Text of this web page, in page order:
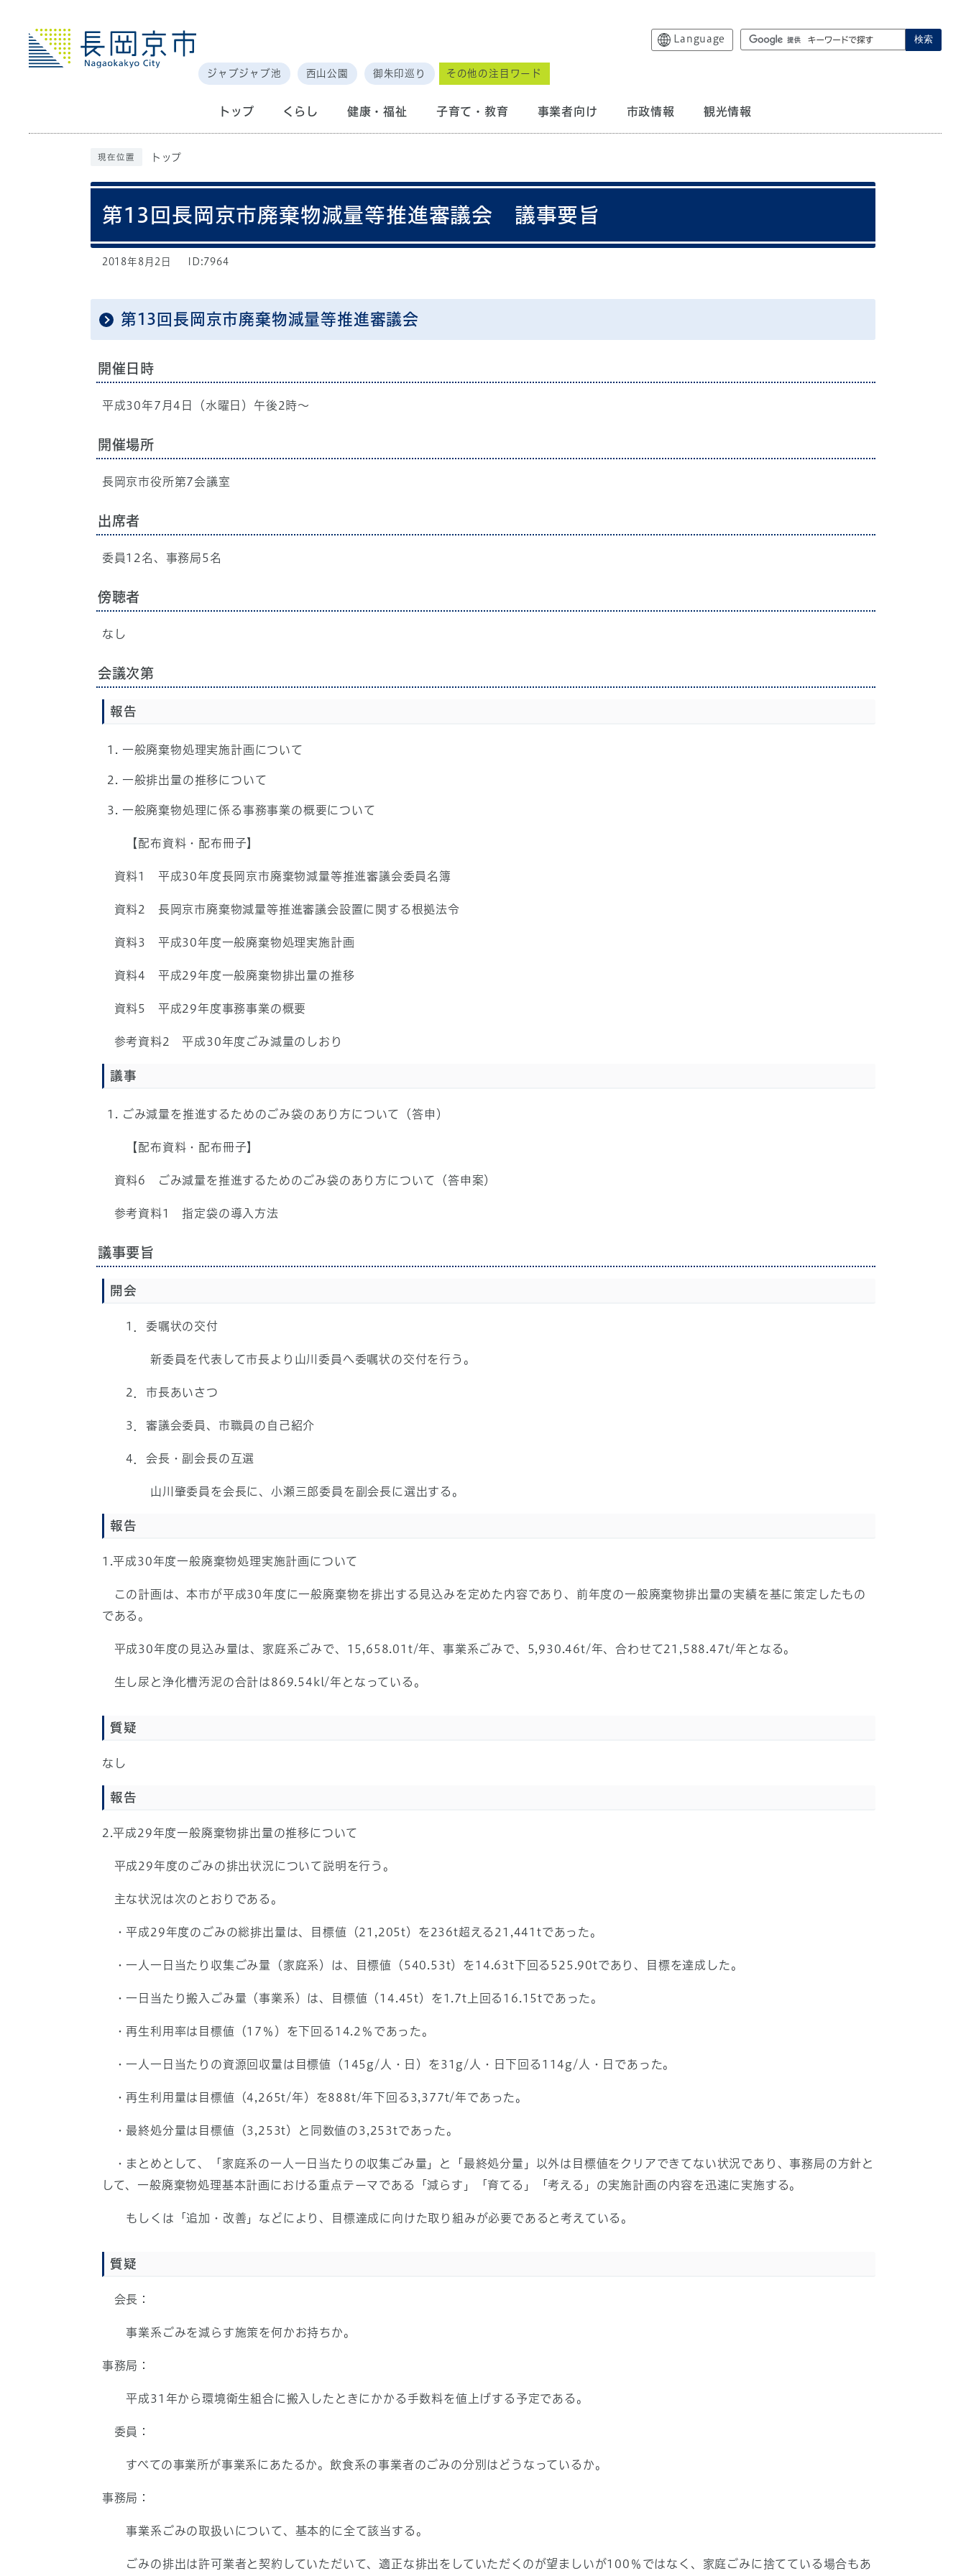
Language 検索
ジャブジャブ池 西山公園 御朱印巡り その他の注目ワード
トップ くらし 健康・福祉 子育て・教育 事業者向け 市政情報 観光情報
現在位置 トップ
第13回長岡京市廃棄物減量等推進審議会 議事要旨
2018年8月2日 ID:7964
第13回長岡京市廃棄物減量等推進審議会
開催日時
平成30年7月4日（水曜日）午後2時～
開催場所
長岡京市役所第7会議室
出席者
委員12名、事務局5名
傍聴者
なし
会議次第
報告
一般廃棄物処理実施計画について
一般排出量の推移について
一般廃棄物処理に係る事務事業の概要について
【配布資料・配布冊子】
資料1 平成30年度長岡京市廃棄物減量等推進審議会委員名簿
資料2 長岡京市廃棄物減量等推進審議会設置に関する根拠法令
資料3 平成30年度一般廃棄物処理実施計画
資料4 平成29年度一般廃棄物排出量の推移
資料5 平成29年度事務事業の概要
参考資料2 平成30年度ごみ減量のしおり
議事
ごみ減量を推進するためのごみ袋のあり方について（答申）
【配布資料・配布冊子】
資料6 ごみ減量を推進するためのごみ袋のあり方について（答申案）
参考資料1 指定袋の導入方法
議事要旨
開会
1．委嘱状の交付
新委員を代表して市長より山川委員へ委嘱状の交付を行う。
2．市長あいさつ
3．審議会委員、市職員の自己紹介
4．会長・副会長の互選
山川肇委員を会長に、小瀬三郎委員を副会長に選出する。
報告
1.平成30年度一般廃棄物処理実施計画について
この計画は、本市が平成30年度に一般廃棄物を排出する見込みを定めた内容であり、前年度の一般廃棄物排出量の実績を基に策定したもの
である。
平成30年度の見込み量は、家庭系ごみで、15,658.01t/年、事業系ごみで、5,930.46t/年、合わせて21,588.47t/年となる。
生し尿と浄化槽汚泥の合計は869.54kl/年となっている。
質疑
なし
報告
2.平成29年度一般廃棄物排出量の推移について
平成29年度のごみの排出状況について説明を行う。
主な状況は次のとおりである。
・平成29年度のごみの総排出量は、目標値（21,205t）を236t超える21,441tであった。
・一人一日当たり収集ごみ量（家庭系）は、目標値（540.53t）を14.63t下回る525.90tであり、目標を達成した。
・一日当たり搬入ごみ量（事業系）は、目標値（14.45t）を1.7t上回る16.15tであった。
・再生利用率は目標値（17％）を下回る14.2％であった。
・一人一日当たりの資源回収量は目標値（145g/人・日）を31g/人・日下回る114g/人・日であった。
・再生利用量は目標値（4,265t/年）を888t/年下回る3,377t/年であった。
・最終処分量は目標値（3,253t）と同数値の3,253tであった。
・まとめとして、「家庭系の一人一日当たりの収集ごみ量」と「最終処分量」以外は目標値をクリアできてない状況であり、事務局の方針と
して、一般廃棄物処理基本計画における重点テーマである「減らす」「育てる」「考える」の実施計画の内容を迅速に実施する。
もしくは「追加・改善」などにより、目標達成に向けた取り組みが必要であると考えている。
質疑
会長：
事業系ごみを減らす施策を何かお持ちか。
事務局：
平成31年から環境衛生組合に搬入したときにかかる手数料を値上げする予定である。
委員：
すべての事業所が事業系にあたるか。飲食系の事業者のごみの分別はどうなっているか。
事務局：
事業系ごみの取扱いについて、基本的に全て該当する。
ごみの排出は許可業者と契約していただいて、適正な排出をしていただくのが望ましいが100％ではなく、家庭ごみに捨てている場合もあ